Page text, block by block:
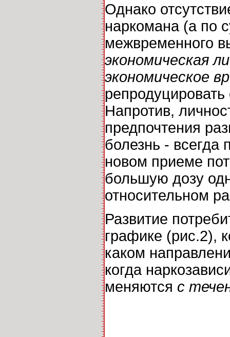
Однако
наркомана (а по
межвременного
экономическая
экономическое
Напротив,
предпочтения
болезнь - всегда
новом приеме
большую дозу
относительном
Развитие
графике (рис.2),
каком
когда
меняются с